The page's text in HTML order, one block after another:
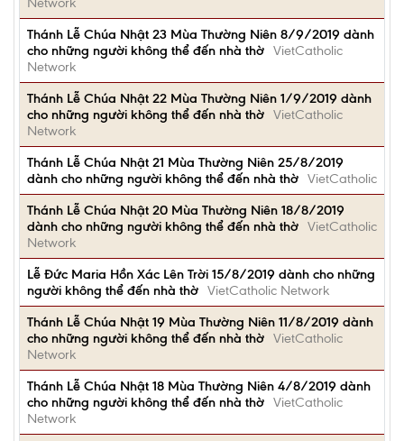
Thánh Lễ Chúa Nhật 23 Mùa Thường Niên 8/9/2019 dành
cho những người không thể đến nhà thờ VietCatholic
Network
Thánh Lễ Chúa Nhật 22 Mùa Thường Niên 1/9/2019 dành
cho những người không thể đến nhà thờ VietCatholic
Network
Thánh Lễ Chúa Nhật 21 Mùa Thường Niên 25/8/2019
dành cho những người không thể đến nhà thờ VietCatholic
Thánh Lễ Chúa Nhật 20 Mùa Thường Niên 18/8/2019
dành cho những người không thể đến nhà thờ VietCatholic
Network
Lễ Ðức Maria Hồn Xác Lên Trời 15/8/2019 dành cho những
người không thể đến nhà thờ VietCatholic Network
Thánh Lễ Chúa Nhật 19 Mùa Thường Niên 11/8/2019 dành
cho những người không thể đến nhà thờ VietCatholic
Network
Thánh Lễ Chúa Nhật 18 Mùa Thường Niên 4/8/2019 dành
cho những người không thể đến nhà thờ VietCatholic
Network